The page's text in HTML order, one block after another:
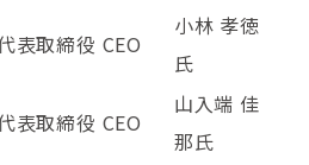
表取締役 CEO
小林 孝徳
氏
表取締役 CEO
山入端 佳
那氏